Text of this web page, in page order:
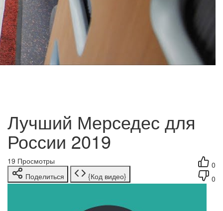
Лучший Мерседес для
России 2019
0
0
19 Просмотры
Поделиться
{Код видео}